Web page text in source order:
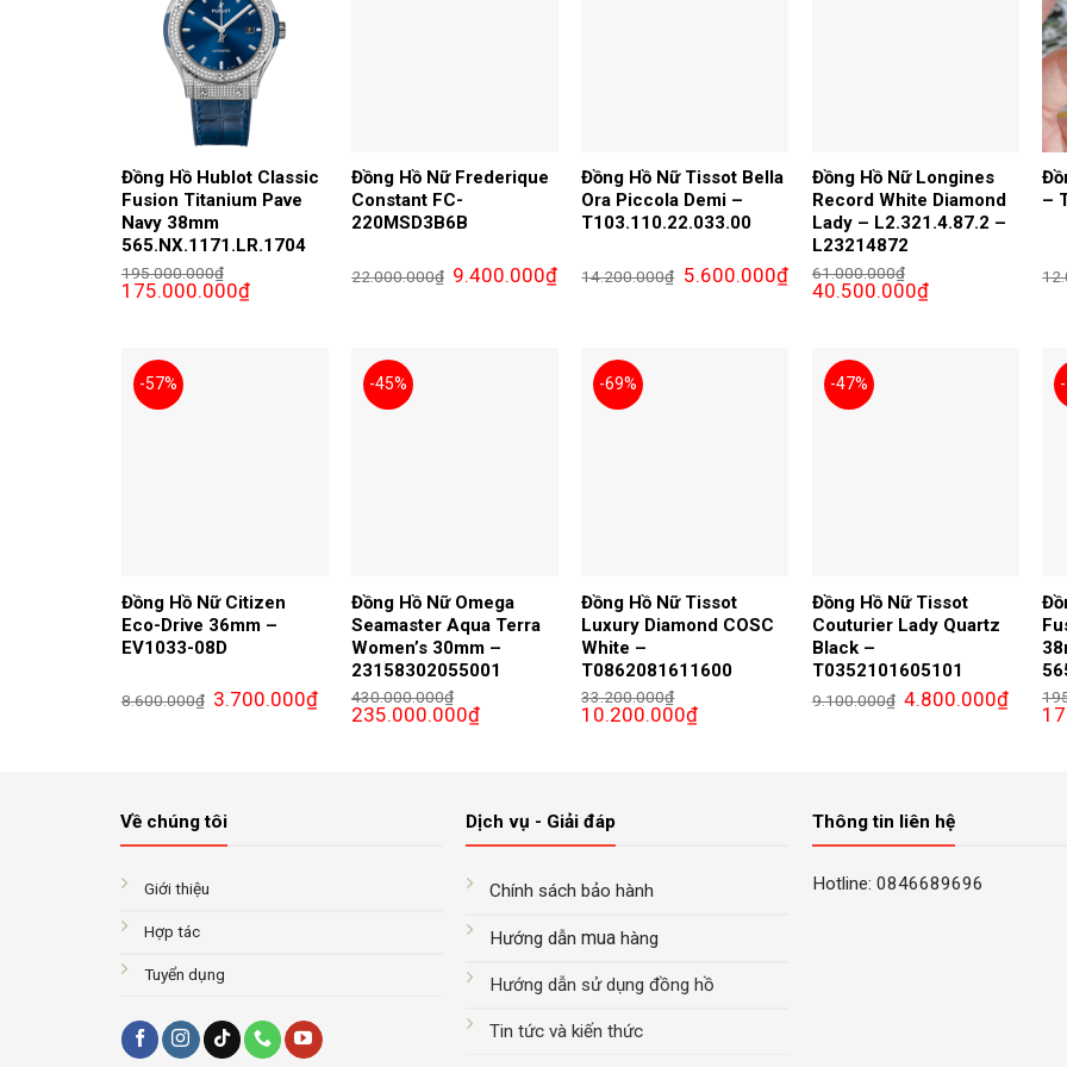
Đồng Hồ Hublot Classic
Fusion Titanium Pave
Navy 38mm
565.NX.1171.LR.1704
195.000.000₫
Giá
gốc
175.000.000₫Giá
hiện
Đồng Hồ Nữ Frederique
Constant FC-
220MSD3B6B
22.000.000₫ Giá
gốc
9.400.000₫Giá
hiện
Đồng Hồ Nữ Tissot Bella
Ora Piccola Demi –
T103.110.22.033.00
14.200.000₫ Giá
gốc
5.600.000₫Giá
hiện
Đồng Hồ Nữ Longines
Record White Diamond
Lady – L2.321.4.87.2 –
L23214872
61.000.000₫
Giá
gốc
40.500.000₫Giá
hiện
–
-57%
Đồng Hồ Nữ Citizen
Eco-Drive 36mm –
EV1033-08D
8.600.000₫ Giá
gốc
3.700.000₫Giá
hiện
-45%
Đồng Hồ Nữ Omega
Seamaster Aqua Terra
Women’s 30mm –
23158302055001
430.000.000₫
Giá
gốc
235.000.000₫Giá
-69%
Đồng Hồ Nữ Tissot
Luxury Diamond COSC
White –
T0862081611600
33.200.000₫
Giá
gốc
10.200.000₫Giá
-47%
Đồng Hồ Nữ Tissot
Couturier Lady Quartz
Black –
T0352101605101
9.100.000₫ Giá
gốc
4.800.000₫Giá
hiện
Giá
Về chúng tôi
Giới thiệu
Hợp tác
Tuyển dụng
Dịch vụ - Giải đáp
Chính sách bảo hành
Hướng dẫnmua hàng
Hướng dẫn sử dụng đồng hồ
Tin tức và kiến thức
Thông tin liên hệ
Hotline: 0846689696